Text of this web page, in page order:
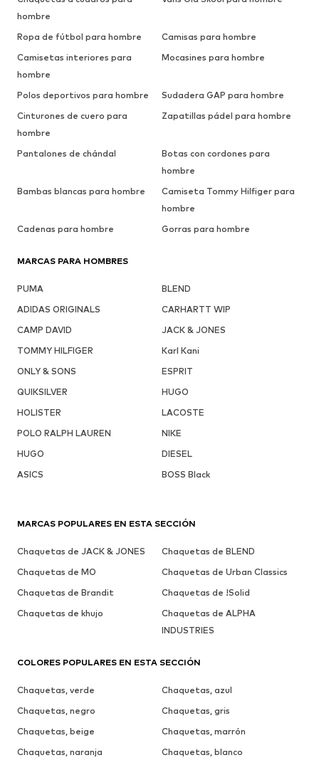
hombre
Ropa de fútbol para hombre
Camisas para hombre
Camisetas interiores para
hombre
Mocasines para hombre
Polos deportivos para hombre
Sudadera GAP para hombre
Cinturones de cuero para
hombre
Zapatillas pádel para hombre
Pantalones de chándal
Botas con cordones para
hombre
Bambas blancas para hombre
Camiseta Tommy Hilfiger para
hombre
Cadenas para hombre
Gorras para hombre
MARCAS PARA HOMBRES
PUMA
BLEND
ADIDAS ORIGINALS
CARHARTT WIP
CAMP DAVID
JACK & JONES
TOMMY HILFIGER
Karl Kani
ONLY & SONS
ESPRIT
QUIKSILVER
HUGO
HOLISTER
LACOSTE
POLO RALPH LAUREN
NIKE
HUGO
DIESEL
ASICS
BOSS Black
MARCAS POPULARES EN ESTA SECCIÓN
Chaquetas de JACK & JONES
Chaquetas de BLEND
Chaquetas de MO
Chaquetas de Urban Classics
Chaquetas de Brandit
Chaquetas de !Solid
Chaquetas de khujo
Chaquetas de ALPHA
INDUSTRIES
COLORES POPULARES EN ESTA SECCIÓN
Chaquetas, verde
Chaquetas, azul
Chaquetas, negro
Chaquetas, gris
Chaquetas, beige
Chaquetas, marrón
Chaquetas, naranja
Chaquetas, blanco